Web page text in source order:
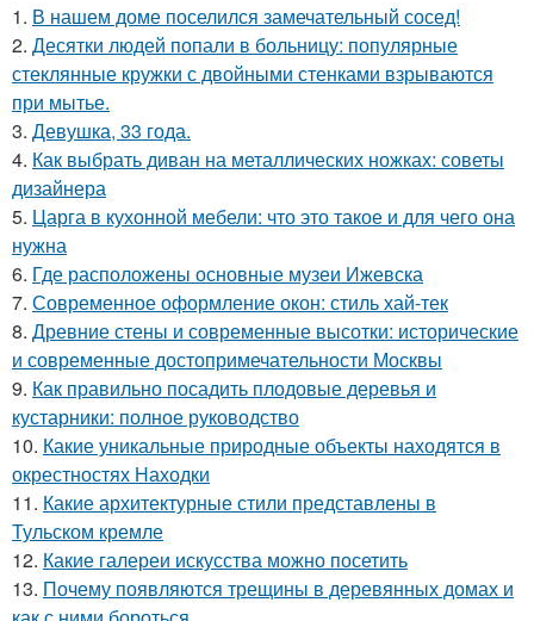
1. В нашем доме поселился замечательный сосед!
2. Десятки людей попали в больницу: популярные
стеклянные кружки с двойными стенками взрываются
при мытье.
3. Девушка, 33 года.
4. Как выбрать диван на металлических ножках: советы
дизайнера
5. Царга в кухонной мебели: что это такое и для чего она
нужна
6. Где расположены основные музеи Ижевска
7. Современное оформление окон: стиль хай-тек
8. Древние стены и современные высотки: исторические
и современные достопримечательности Москвы
9. Как правильно посадить плодовые деревья и
кустарники: полное руководство
10. Какие уникальные природные объекты находятся в
окрестностях Находки
11. Какие архитектурные стили представлены в
Тульском кремле
12. Какие галереи искусства можно посетить
13. Почему появляются трещины в деревянных домах и